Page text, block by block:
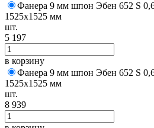
Фанера 9 мм шпон Эбен 652 S
1525х1525 мм
шт.
5 197
в корзину
Фанера 9 мм шпон Эбен 652 S
1525х1525 мм
шт.
8 939